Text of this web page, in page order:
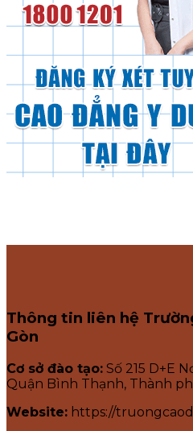
Thông tin liên hệ
Gòn
Cơ sở đào tạo: Số 215 D+E
Quận Bình Thạnh, Thành
Website: https://